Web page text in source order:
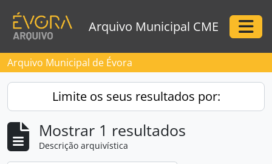
Arquivo Municipal CME
Arquivo Municipal de Évora
Limite os seus resultados por:
Mostrar 1 resultados
Descrição arquivística